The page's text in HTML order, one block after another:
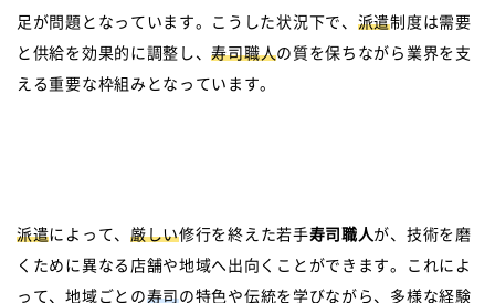
足が問題となっています。こうした状況下で、 派遣制度は需要
と供給を効果的に調整し、寿司職人の質を保ちながら業界を支
える重要な枠組みとなっています。
派遣によって、 厳しい修行を終えた若手寿司職人 が、技術を磨
くために異なる店舗や地域へ出向くことができます。これによ
って、地域ごとの寿司の特色や伝統を学びながら、多様な経験